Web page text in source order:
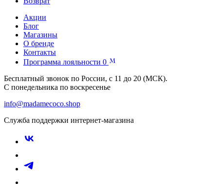
Акции
Блог
Магазины
О бренде
Контакты
Программа лояльности 0
Бесплатный звонок по России, с 11 до 20 (МСК).
С понедельника по воскресенье
info@madamecoco.shop
Служба поддержки интернет-магазина